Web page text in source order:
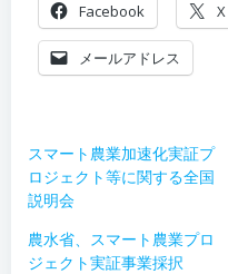
Facebook X
メールアドレス
スマート農業加速化実証プ
ロジェクト等に関する全国
説明会
農水省、スマート農業プロ
ジェクト実証事業採択